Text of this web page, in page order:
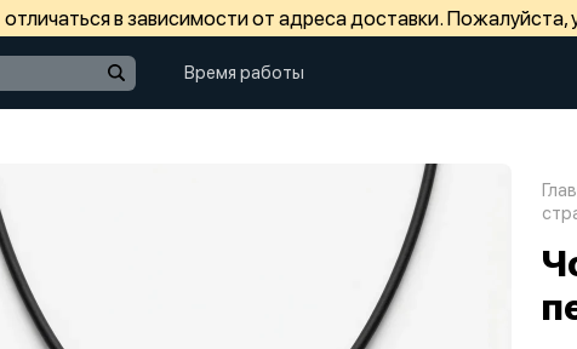
в зависимости от адреса доставки.
Время работы